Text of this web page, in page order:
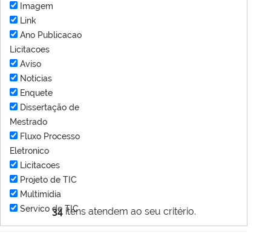
34itens atendem ao seu critério.
Imagem
Link
Ano Publicacao
Licitacoes
Aviso
Notícias
Enquete
Dissertação de
Mestrado
Fluxo Processo
Eletronico
Licitacoes
Projeto de TIC
Multimídia
Servico de TIC